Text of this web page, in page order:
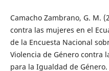
Camacho Zambrano, G. M.
contra las mujeres en el
de la Encuesta Nacional
Violencia de Género contra
para la Igualdad de Género.